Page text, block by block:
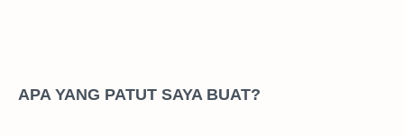
APA YANG PATUT SAYA BUAT?